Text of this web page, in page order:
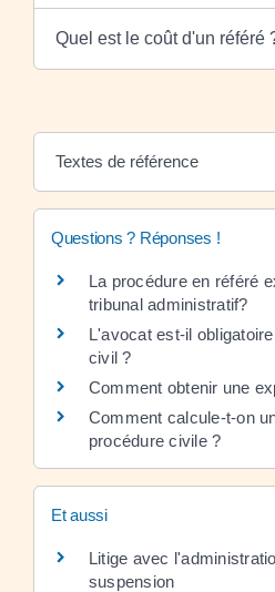
Quel est le coût d'un référé
Textes de référence
Questions ? Réponses !
La procédure en référé
tribunal administratif?
L'avocat est-il
civil ?
Comment obtenir une
Comment calcule-t-on
procédure civile ?
Et aussi
Litige avec
suspension